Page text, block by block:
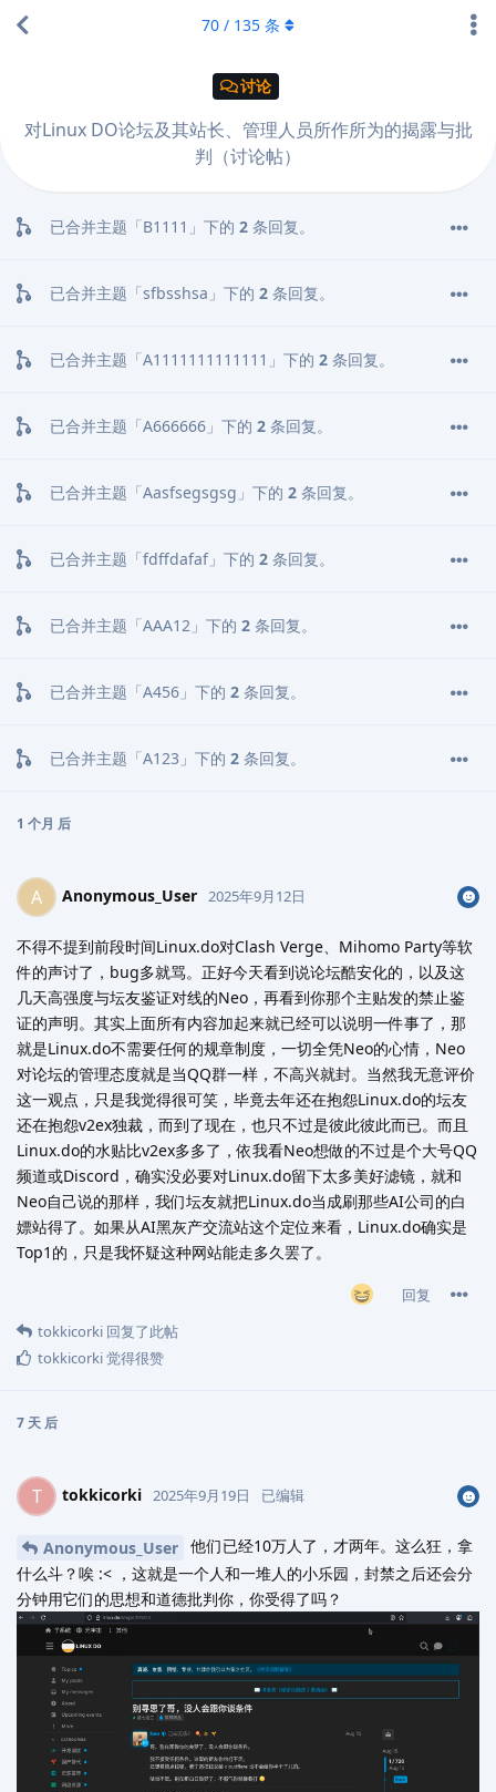
讨论
对Linux DO论坛及其站长、管理人员所作所为的揭露与批
判（讨论帖）
70 / 135 条
已合并主题「B1111 」下的 2 条回复。
已合并主题「sfbsshsa 」下的 2 条回复。
已合并主题「A1111111111111 」下的 2 条回复。
已合并主题「A666666 」下的 2 条回复。
已合并主题「Aasfsegsgsg 」下的 2 条回复。
已合并主题「fdffdafaf」下的 2 条回复。
已合并主题「AAA12 」下的 2 条回复。
已合并主题「A456 」下的 2 条回复。
已合并主题「A123 」下的 2 条回复。
1 个月 后
A Anonymous_User 2025年9月12日
不得不提到前段时间Linux.do对Clash Verge、Mihomo Party等软
件的声讨了，bug多就骂。正好今天看到说论坛酷安化的，以及这
几天高强度与坛友鉴证对线的Neo，再看到你那个主贴发的禁止鉴
证的声明。其实上面所有内容加起来就已经可以说明一件事了，那
就是Linux.do不需要任何的规章制度，一切全凭Neo的心情，Neo
对论坛的管理态度就是当QQ群一样，不高兴就封。当然我无意评价
这一观点，只是我觉得很可笑，毕竟去年还在抱怨Linux.do的坛友
还在抱怨v2ex独裁，而到了现在，也只不过是彼此彼此而已。而且
Linux.do的水贴比v2ex多多了，依我看Neo想做的不过是个大号QQ
频道或Discord，确实没必要对Linux.do留下太多美好滤镜，就和
Neo自己说的那样，我们坛友就把Linux.do当成刷那些AI公司的白
嫖站得了。如果从AI黑灰产交流站这个定位来看，Linux.do确实是
Top1的，只是我怀疑这种网站能走多久罢了。
回复
tokkicorki 回复了此帖
tokkicorki觉得很赞
7 天 后
T tokkicorki 2025年9月19日 已编辑
Anonymous_User 他们已经10万人了，才两年。这么狂，拿
什么斗？唉‍‍ :< ，这就是一个人和一堆人的小乐园，封禁之后还会分
分钟用它们的思想和道德批判你，你受得了吗？